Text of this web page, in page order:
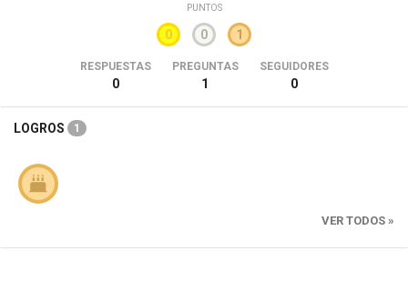
PUNTOS
0 0 1
RESPUESTAS
0
PREGUNTAS
1
SEGUIDORES
0
LOGROS 1
VER TODOS »